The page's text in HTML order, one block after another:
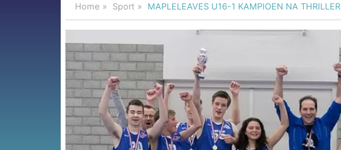
Home Sport MAPLELEAVES U16-1 KAMPIOEN NA THRILLER